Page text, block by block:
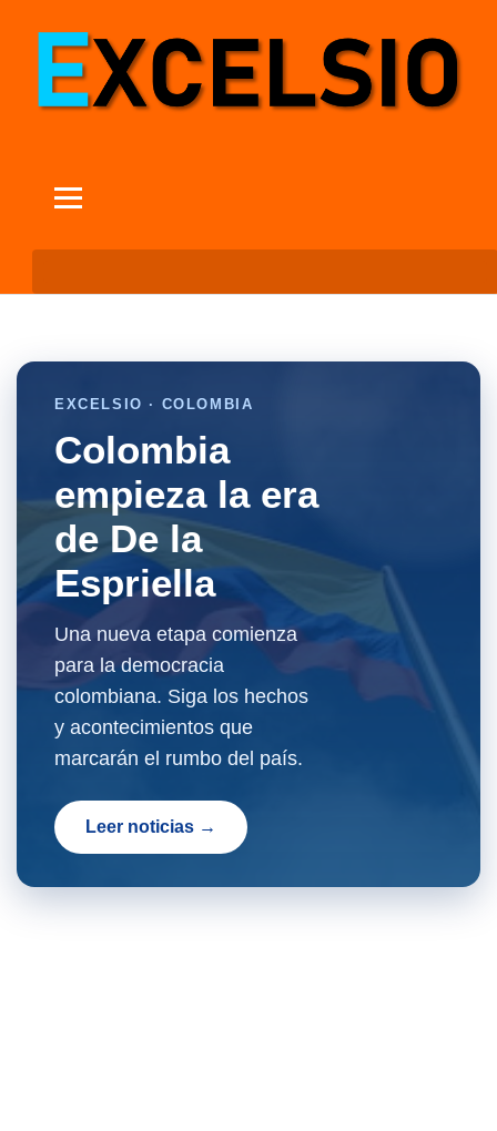
EXCELSIO · COLOMBIA
Colombia
empieza la era
de De la
Espriella
Una nueva etapa comienza
para la democracia
colombiana. Siga los hechos
y acontecimientos que
marcarán el rumbo del país.
Leer noticias →